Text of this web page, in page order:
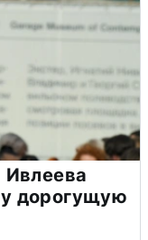
дорогущую